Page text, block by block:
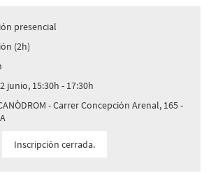
presencial
(2h)
junio, 15:30h - 17:30h
- Carrer Concepción Arenal, 165 -
Inscripción cerrada.